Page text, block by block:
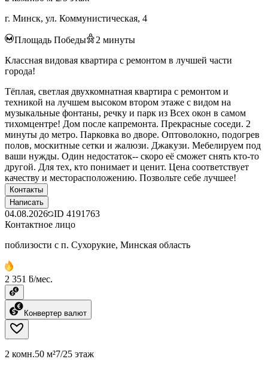
г. Минск, ул. Коммунистическая, 4
Площадь Победы 2 минуты
Классная видовая квартира с ремонтом в лучшей части
города!
Тёплая, светлая двухкомнатная квартира с ремонтом и
техникой на лучшем высоком втором этаже с видом на
музыкальные фонтаны, речку и парк из Всех окон в самом
тихомцентре! Дом после капремонта. Прекрасные соседи. 2
минуты до метро. Парковка во дворе. Оптоволокно, подогрев
полов, москитные сетки и жалюзи. Джакузи. Мебелируем под
ваши нужды. Один недостаток-- скоро её сможет снять кто-то
другой. Для тех, кто понимает и ценит. Цена соответствует
качеству и месторасположению. Позвольте себе лучшее!
Контакты
Написать
04.08.2026 ID 4191763
Контактное лицо
поблизости с п. Сухорукие, Минская область
2 351 ƃ/мес.
Конвертер валют
2 комн.50 м²7/25 этаж